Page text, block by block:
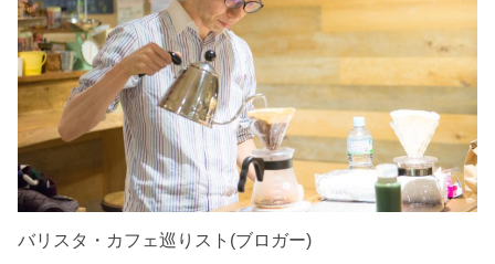
バリスタ・カフェ巡りスト(ブロガー)